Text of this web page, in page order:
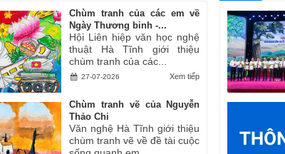
Chùm tranh của các em về
Ngày Thương binh -...
Hội Liên hiệp văn học nghệ
thuật Hà Tĩnh giới thiệu
chùm tranh của các...
Xem tiếp
27-07-2026
Chùm tranh vẽ của Nguyễn
Thảo Chi
Văn nghệ Hà Tĩnh giới thiệu
chùm tranh vẽ về đề tài cuộc